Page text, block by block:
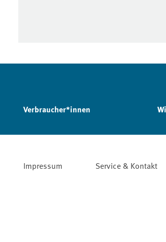
Verbraucher*innen
Impressum Service & Kontakt